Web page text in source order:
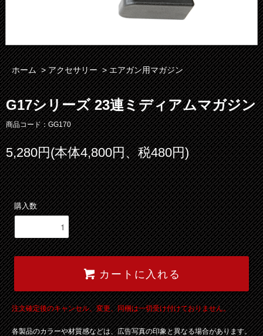
ホーム >アクセサリー >エアガン用マガジン
G17シリーズ 23連ミディアムマガジン
商品コード：GG170
5,280円(本体4,800円、税480円)
購入数
カートに入れる
注文確定後のキャンセル、変更、同梱は一切受け付けておりません。
各製品のカラーや材質感などは、広告写真の印象と異なる場合があります。